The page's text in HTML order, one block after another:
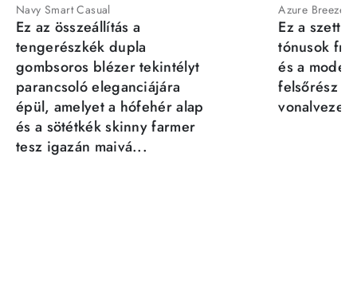
Navy Smart Casual
Ez az összeállítás a
tengerészkék dupla
gombsoros blézer tekintélyt
parancsoló eleganciájára
épül, amelyet a hófehér alap
és a sötétkék skinny farmer
tesz igazán maivá...
Azure Breeze
Ez a szett
tónusok
és a
felsőrész